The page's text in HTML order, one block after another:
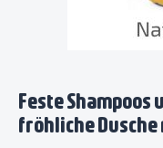
Feste Shampoos
fröhliche Dusche